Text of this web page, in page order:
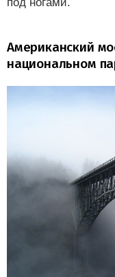
Американский
национальном